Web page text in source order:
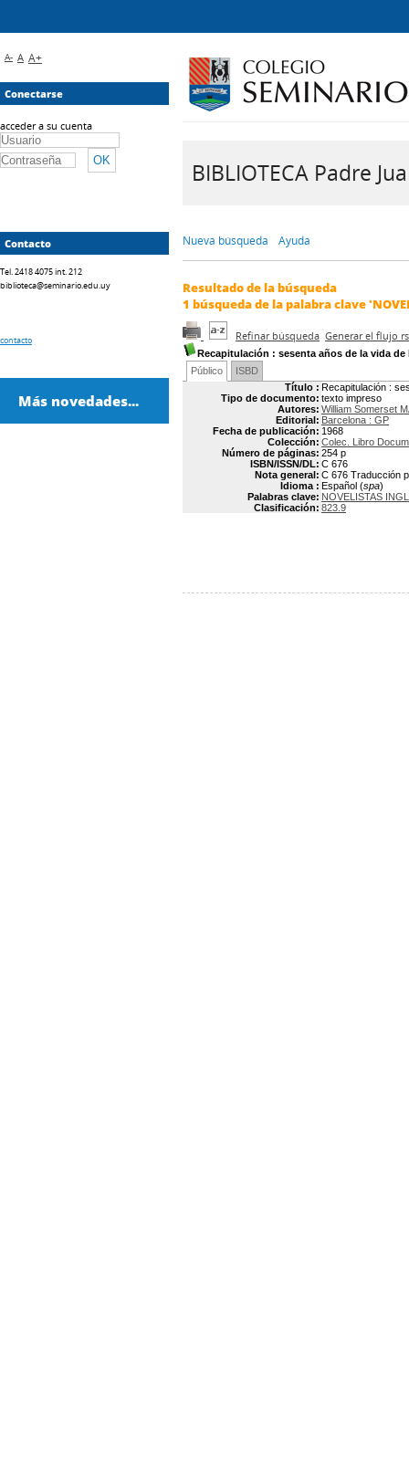
BIBLIOTECA Padre
Nueva búsqueda Ayuda
Resultado de la búsqueda
1 búsqueda de la palabra clave
Refinar búsqueda Generar el flujo
Recapitulación : sesenta años de la vida de
Público
ISBD
Título : Recapitulación :
Tipo de documento: texto impreso
Autores: William Somerset
Editorial: Barcelona : GP
Fecha de publicación: 1968
Colección: Colec. Libro
Número de páginas: 254 p
ISBN/ISSN/DL: C 676
Nota general: C 676 Traducción
Idioma : Español (spa)
Palabras clave: NOVELISTAS
Clasificación: 823.9
A- A A+
Conectarse
acceder a su cuenta
Contacto
Tel. 2418 4075 int. 212
biblioteca@seminario.edu.uy
contacto
Más novedades...